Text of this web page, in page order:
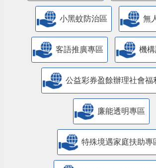
小黑蚊防治區 無
客語推廣專區 機
公益彩券盈餘辦理社會福
廉能透明專區
特殊境遇家庭扶助專